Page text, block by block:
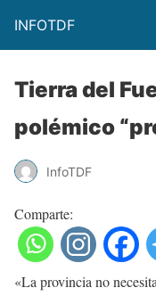
INFOTDF
Tierra del
polémico
InfoTDF
Comparte:
«La provincia no